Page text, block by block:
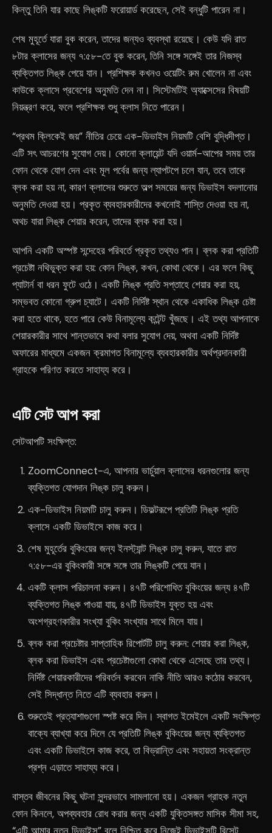
কিন্তু তিনি যার কাছে লিঙ্কটি ফরোয়ার্ড করেছেন, সেই বন্ধুটি পারেন না।
শেষ মুহূর্তে যারা বুক করেন, তাদের জন্যও ব্যবস্থা রয়েছে। কেউ যদি রাত
৮টার ক্লাসের জন্য ৭:৫৮-তে বুক করেন, তিনি সঙ্গে সঙ্গেই তার নিজস্ব
ব্যক্তিগত লিঙ্ক পেয়ে যান। প্রশিক্ষক কখনও ওয়েটিং রুম খোলেন না এবং
কাউকে ক্লাসে প্রবেশের অনুমতি দেন না। সিস্টেমটিই অ্যাক্সেসের বিষয়টি
নিয়ন্ত্রণ করে, ফলে প্রশিক্ষক শুধু ক্লাস নিতে পারেন।
“প্রথম ক্লিকেই জয়” নীতির চেয়ে এক-ডিভাইস নিয়মটি বেশি বুদ্ধিদীপ্ত।
এটি সৎ আচরণের সুযোগ দেয়। কোনো ক্লায়েন্ট যদি ওয়ার্ম-আপের সময় তার
ফোন থেকে যোগ দেন এবং মূল পর্বের জন্য ল্যাপটপে চলে যান, তবে তাকে
ব্লক করা হয় না, কারণ ক্লাসের শুরুতে অল্প সময়ের জন্য ডিভাইস বদলানোর
অনুমতি দেওয়া হয়। প্রকৃত ব্যবহারকারীদের কখনোই শাস্তি দেওয়া হয় না,
অথচ যারা লিঙ্ক শেয়ার করেন, তাদের ব্লক করা হয়।
আপনি একটি অস্পষ্ট সন্দেহের পরিবর্তে প্রকৃত তথ্যও পান। ব্লক করা প্রতিটি
প্রচেষ্টা নথিভুক্ত করা হয়: কোন লিঙ্ক, কখন, কোথা থেকে। এর ফলে কিছু
প্যাটার্ন বা ধরন ফুটে ওঠে। একটি লিঙ্ক প্রতি সপ্তাহে শেয়ার করা হয়,
সম্ভবত কোনো গ্রুপ চ্যাটে। একটি নির্দিষ্ট স্থান থেকে একাধিক লিঙ্ক চেষ্টা
করা হতে থাকে, হতে পারে কেউ বিনামূল্যে কন্টেন্ট খুঁজছে। এই তথ্য আপনাকে
শেয়ারকারীর সাথে শান্তভাবে কথা বলার সুযোগ দেয়, অথবা একটি নির্দিষ্ট
অফারের মাধ্যমে একজন ক্রমাগত বিনামূল্যে ব্যবহারকারীর অর্থপ্রদানকারী
গ্রাহকে পরিণত করতে সাহায্য করে।
এটি সেট আপ করা
সেটআপটি সংক্ষিপ্ত:
ZoomConnect-এ, আপনার ভার্চুয়াল ক্লাসের ধরনগুলোর জন্য
ব্যক্তিগত যোগদান লিঙ্ক চালু করুন।
এক-ডিভাইস নিয়মটি চালু করুন। ডিফল্টরূপে প্রতিটি লিঙ্ক প্রতি
ক্লাসে একটি ডিভাইসে কাজ করে।
শেষ মুহূর্তের বুকিংয়ের জন্য ইনস্ট্যান্ট লিঙ্ক চালু করুন, যাতে রাত
৭:৫৮-এর বুকিংকারী সঙ্গে সঙ্গে তার লিঙ্কটি পেয়ে যান।
একটি ক্লাস পরিচালনা করুন। ৪৭টি পরিশোধিত বুকিংয়ের জন্য ৪৭টি
ব্যক্তিগত লিঙ্ক পাওয়া যায়, ৪৭টি ডিভাইস যুক্ত হয় এবং
অংশগ্রহণকারীর সংখ্যা বুকিং সংখ্যার সাথে মিলে যায়।
ব্লক করা প্রচেষ্টার সাপ্তাহিক রিপোর্টটি চালু করুন: শেয়ার করা লিঙ্ক,
ব্লক করা ডিভাইস এবং প্রচেষ্টাগুলো কোথা থেকে এসেছে তার তথ্য।
নির্দিষ্ট শেয়ারকারীদের পরিবর্তন করবেন নাকি নীতি আরও কঠোর করবেন,
সেই সিদ্ধান্ত নিতে এটি ব্যবহার করুন।
শুরুতেই প্রত্যাশাগুলো স্পষ্ট করে দিন। স্বাগত ইমেইলে একটি সংক্ষিপ্ত
বাক্যে ব্যাখ্যা করে দিলে যে প্রতিটি লিঙ্ক বুকিংয়ের জন্য ব্যক্তিগত
এবং একটি ডিভাইসে কাজ করে, তা বিভ্রান্তি এবং সহায়তা সংক্রান্ত
প্রশ্ন এড়াতে সাহায্য করে।
বাস্তব জীবনের কিছু ঘটনা সুন্দরভাবে সামলানো হয়। একজন গ্রাহক নতুন
ফোন কিনলে, অপব্যবহার রোধ করার জন্য একটি যুক্তিসঙ্গত মাসিক সীমা সহ,